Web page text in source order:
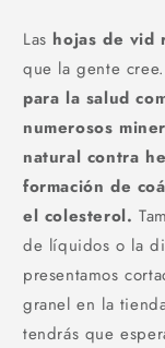
Las hojas de vid
que la gente
para la salud
numerosos
natural contra
formación de
el colesterol.
de líquidos o la
presentamos
granel en la
tendrás que